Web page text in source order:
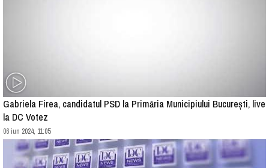
Gabriela Firea, candidatul PSD la Primăria Municipiului București, live
la DC Votez
06 iun 2024, 11:05